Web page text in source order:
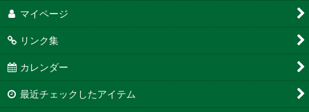
マイページ
リンク集
カレンダー
最近チェックしたアイテム